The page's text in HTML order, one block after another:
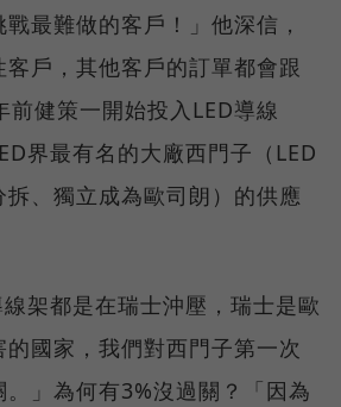
戰最難做的客戶！」他深信，
戶，其他客戶的訂單都會跟
健策一開始投入LED導線
界最有名的大廠西門子（LED
、獨立成為歐司朗）的供應
線架都是在瑞士沖壓，瑞士是歐
國家，我們對西門子第一次
」為何有3%沒過關？「因為